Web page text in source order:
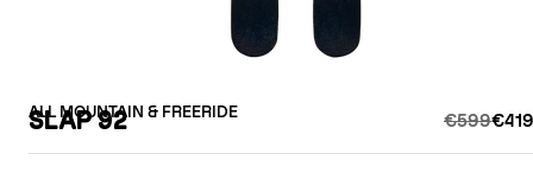
ALL MOUNTAIN & FREERIDE
SLAP 92 €599